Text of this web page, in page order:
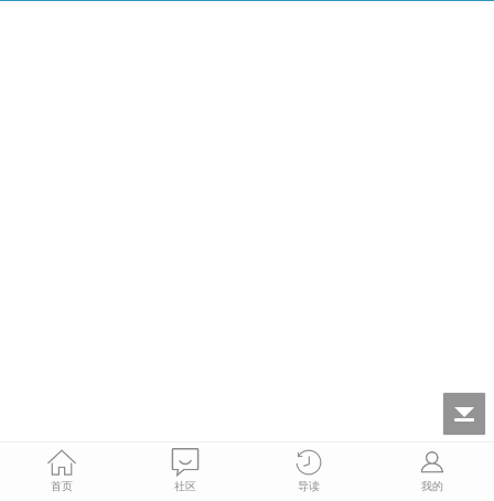
首页 社区 导读 我的